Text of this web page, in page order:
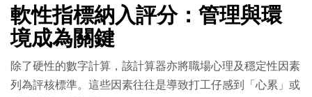
軟性指標納入評分：管理與環
境成為關鍵
除了硬性的數字計算，該計算器亦將職場心理及穩定性因素
列為評核標準。這些因素往往是導致打工仔感到「心累」或